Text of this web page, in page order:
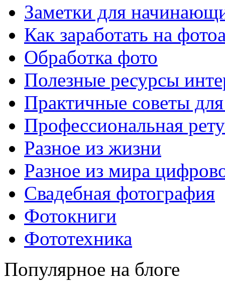
Заметки для
Как заработать на
Обработка фото
Полезные ресурсы
Практичные советы
Профессиональная
Разное из жизни
Разное из мира
Свадебная фотография
Фотокниги
Фототехника
Популярное на блоге